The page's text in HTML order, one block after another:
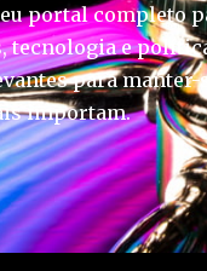
portal completo
tecnologia e
para manter-
importam.